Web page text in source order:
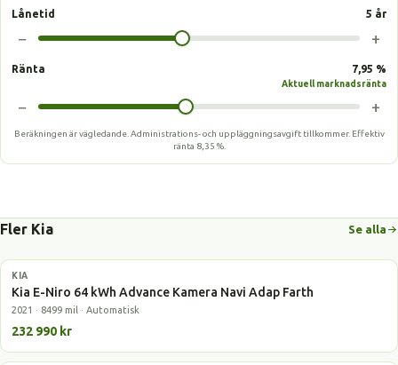
Lånetid 5 år
− +
Ränta 7,95 %
Aktuell marknadsränta
− +
Beräkningen är vägledande. Administrations- och uppläggningsavgift tillkommer. Effektiv
ränta 8,35 %.
Fler Kia Se alla
Elbil
KIA
Kia E-Niro 64 kWh Advance Kamera Navi Adap Farth
2021 · 8499 mil · Automatisk
232 990 kr